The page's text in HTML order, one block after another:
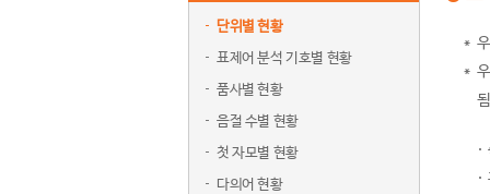
단위별 현황
표제어 분석 기호별 현황
품사별 현황
음절 수별 현황
첫 자모별 현황
다의어 현황